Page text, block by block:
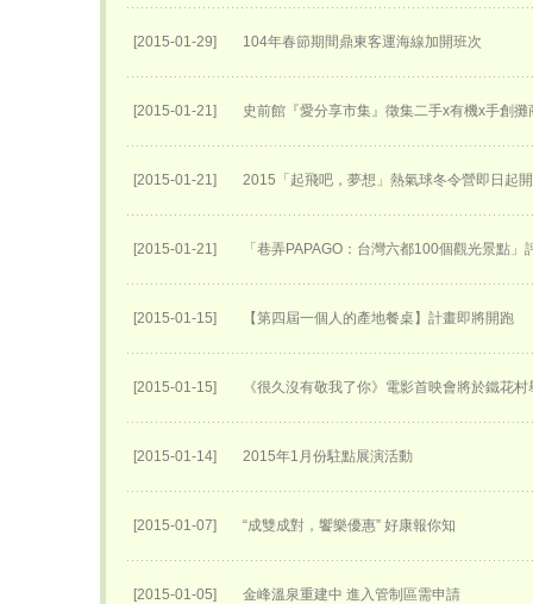
[2015-01-29] 104年春節期間鼎東客運海線加開班次
[2015-01-21] 史前館『愛分享市集』徵集二手x有機x手創攤
[2015-01-21] 2015「起飛吧，夢想」熱氣球冬令營即日起
[2015-01-21] 「巷弄PAPAGO：台灣六都100個觀光景點」
[2015-01-15] 【第四屆一個人的產地餐桌】計畫即將開跑
[2015-01-15] 《很久沒有敬我了你》電影首映會將於鐵花村
[2015-01-14] 2015年1月份駐點展演活動
[2015-01-07] “成雙成對，饗樂優惠” 好康報你知
[2015-01-05] 金峰溫泉重建中 進入管制區需申請